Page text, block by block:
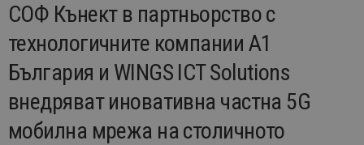
СОФ Кънект в партньорство с
технологичните компании А1
България и WINGS ICT Solutions
внeдряват иновативна частна 5G
мобилна мрежа на столичното